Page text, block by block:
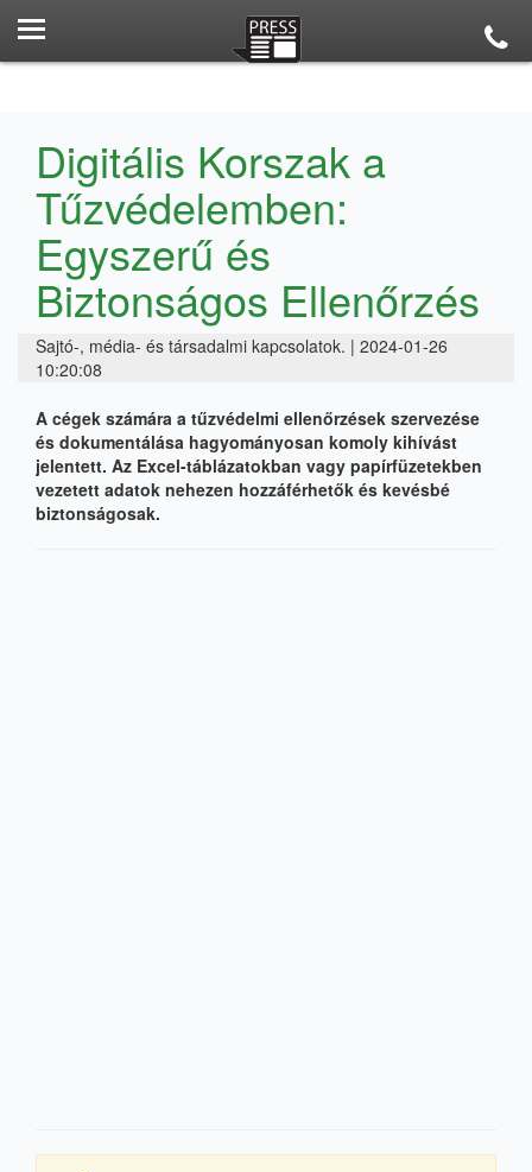
Digitális Korszak a
Tűzvédelemben:
Egyszerű és
Biztonságos Ellenőrzés
Sajtó-, média- és társadalmi kapcsolatok. | 2024-01-26
10:20:08
A cégek számára a tűzvédelmi ellenőrzések szervezése
és dokumentálása hagyományosan komoly kihívást
jelentett. Az Excel-táblázatokban vagy papírfüzetekben
vezetett adatok nehezen hozzáférhetők és kevésbé
biztonságosak.